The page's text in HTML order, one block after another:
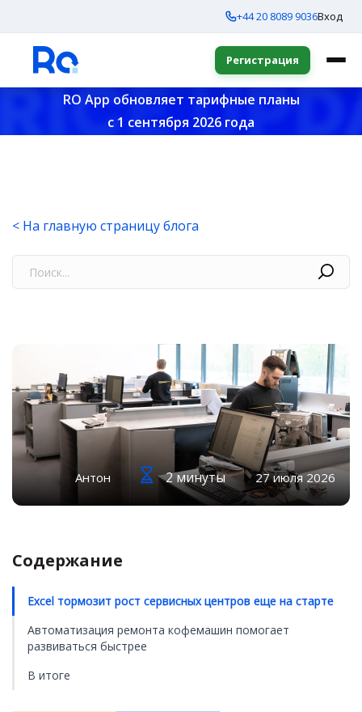
+44 20 8089 9036Вход
Регистрация
RO App обновляет тарифные планы
с 1 сентября 2026 года
< На главную страницу блога
Антон 2 минуты 27 июля 2026
Содержание
Excel тормозит рост сервисных центров еще на старте
Автоматизация ремонта кофемашин помогает
развиваться быстрее
В итоге